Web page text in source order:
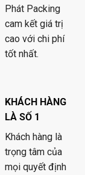
Phát Packing
cam kết giá trị
cao với chi phí
tốt nhất.
KHÁCH HÀNG
LÀ SỐ 1
Khách hàng là
trọng tâm của
mọi quyết định